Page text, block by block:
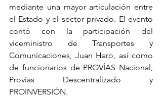
mediante una mayor articulación entre
el Estado y el sector privado. El evento
contó con la participación del
viceministro de Transportes y
Comunicaciones, Juan Haro, así como
de funcionarios de PROVÍAS Nacional,
Provías Descentralizado y
PROINVERSIÓN.